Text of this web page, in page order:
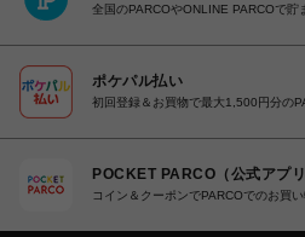
全国のPARCOやONLINE PARCOで貯
ポケパル払い
初回登録＆お買物で最大1,500円分の
POCKET PARCO（公式アプリ
コイン＆クーポンでPARCOでのお買